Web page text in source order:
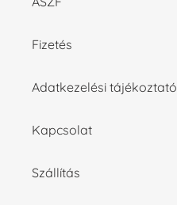
Fizetés
Adatkezelési tájékoztató
Kapcsolat
Szállítás